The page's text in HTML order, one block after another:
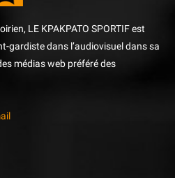
LE KPAKPATO SPORTIF est
gardiste dans l’audiovisuel dans sa
médias web préféré des